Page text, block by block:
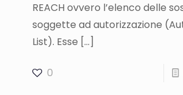
REACH ovvero l’elenco delle
soggette ad autorizzazione
List). Esse […]
0